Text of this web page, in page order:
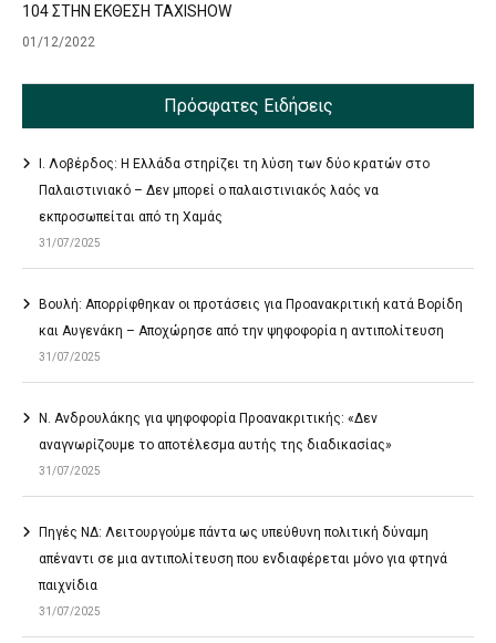
104 ΣΤΗΝ ΕΚΘΕΣΗ TAXISHOW
01/12/2022
Πρόσφατες Ειδήσεις
Ι. Λοβέρδος: Η Ελλάδα στηρίζει τη λύση των δύο κρατών στο
Παλαιστινιακό – Δεν μπορεί ο παλαιστινιακός λαός να
εκπροσωπείται από τη Χαμάς
31/07/2025
Βουλή: Απορρίφθηκαν οι προτάσεις για Προανακριτική κατά Βορίδη
και Αυγενάκη – Αποχώρησε από την ψηφοφορία η αντιπολίτευση
31/07/2025
Ν. Ανδρουλάκης για ψηφοφορία Προανακριτικής: «Δεν
αναγνωρίζουμε το αποτέλεσμα αυτής της διαδικασίας»
31/07/2025
Πηγές ΝΔ: Λειτουργούμε πάντα ως υπεύθυνη πολιτική δύναμη
απέναντι σε μια αντιπολίτευση που ενδιαφέρεται μόνο για φτηνά
παιχνίδια
31/07/2025